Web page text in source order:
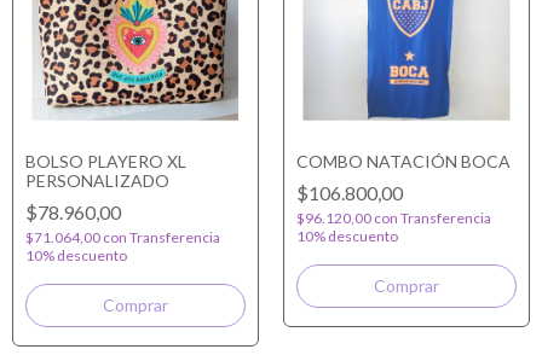
BOLSO PLAYERO XL
PERSONALIZADO
$78.960,00
$71.064,00 con Transferencia
10% descuento
COMBO NATACIÓN BOCA
$106.800,00
$96.120,00 con Transferencia
10% descuento